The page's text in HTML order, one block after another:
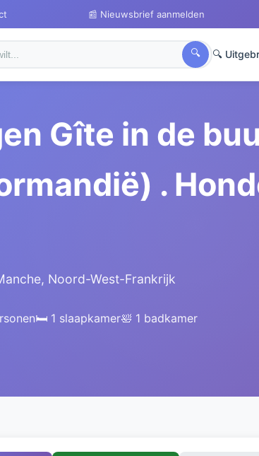
📰 Nieuwsbrief aanmelden
🔍 🔍
Gîte in de
.
Noord-West-Frankrijk
🛏️ 1 slaapkamer🛀 1 badkamer